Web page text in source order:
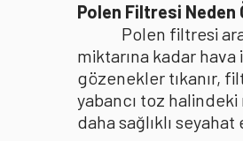
Polen Filtresi Neden
Polen filtresi
miktarına kadar
gözenekler tıkanır,
yabancı toz
daha sağlıklı